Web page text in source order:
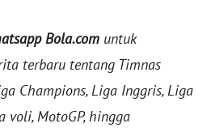
Bola.com untuk
terbaru tentang Timnas
Champions, Liga Inggris, Liga
voli, MotoGP, hingga